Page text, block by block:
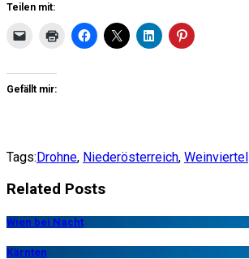
Teilen mit:
Gefällt mir:
Tags:Drohne, Niederösterreich, Weinviertel
Related Posts
Wien bei Nacht
Kärnten